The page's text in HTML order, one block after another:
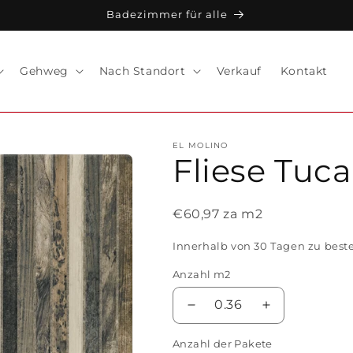
Badezimmer für alle
Gehweg Nach Standort Verkauf Kontakt
EL MOLINO
Fliese
€60,97 za m2
Innerhalb von 30 Tagen zu
Anzahl m2
Verringere
die
Menge
0.36
Erhöhe
die
Menge
Anzahl der Pakete